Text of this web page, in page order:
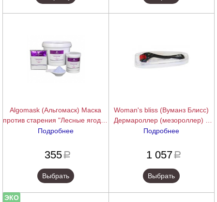
Algomask (Альгомаск) Маска
против старения "Лесные ягоды"
(Forest berries peel of mask),
Подробнее
355a
Выбрать
Woman's bliss (Вуманз Блисс)
Дермароллер (мезороллер) с
титановыми иглами 0,5/1,0/1,5
Подробнее
1 057a
Выбрать
ЭКО